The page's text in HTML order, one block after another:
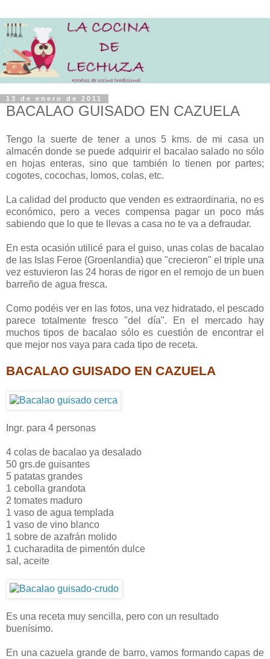
13 de enero de 2011
BACALAO GUISADO EN CAZUELA
Tengo la suerte de tener a unos 5 kms. de mi casa un
almacén donde se puede adquirir el bacalao salado no sólo
en hojas enteras, sino que también lo tienen por partes;
cogotes, cocochas, lomos, colas, etc.
La calidad del producto que venden es extraordinaria, no es
económico, pero a veces compensa pagar un poco más
sabiendo que lo que te llevas a casa no te va a defraudar.
En esta ocasión utilicé para el guiso, unas colas de bacalao
de las Islas Feroe (Groenlandia) que "crecieron" el triple una
vez estuvieron las 24 horas de rigor en el remojo de un buen
barreño de agua fresca.
Como podéis ver en las fotos, una vez hidratado, el pescado
parece totalmente fresco "del día". En el mercado hay
muchos tipos de bacalao sólo es cuestión de encontrar el
que mejor nos vaya para cada tipo de receta.
BACALAO GUISADO EN CAZUELA
Ingr. para 4 personas
4 colas de bacalao ya desalado
50 grs.de guisantes
5 patatas grandes
1 cebolla grandota
2 tomates maduro
1 vaso de agua templada
1 vaso de vino blanco
1 sobre de azafrán molido
1 cucharadita de pimentón dulce
sal, aceite
Es una receta muy sencilla, pero con un resultado
buenísimo.
En una cazuela grande de barro, vamos formando capas de